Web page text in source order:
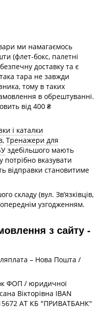
ми намагаємось
(флет-бокс, палетні
доставку та є
тара не завжди
тому в таких
в обрештуванні.
від 400 ₴
і каталки
, Тренажери для
здебільшого мають
потрібно вказувати
відправки становитиме
складу (вул. Зв’язківців,
узгодженням.
з сайту -
– Нова Пошта /
ФОП / юридичної
Вікторівна IBAN
АТ КБ "ПРИВАТБАНК"